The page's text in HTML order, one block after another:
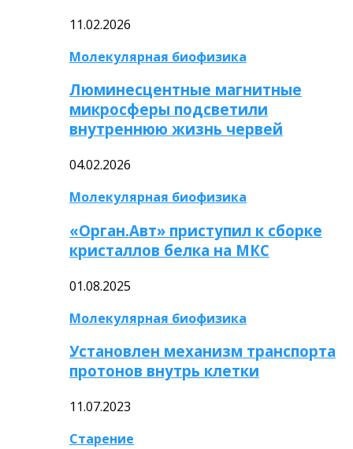
11.02.2026
Молекулярная биофизика
Люминесцентные магнитные
микросферы подсветили
внутреннюю жизнь червей
04.02.2026
Молекулярная биофизика
«Орган.Авт» приступил к сборке
кристаллов белка на МКС
01.08.2025
Молекулярная биофизика
Установлен механизм транспорта
протонов внутрь клетки
11.07.2023
Старение